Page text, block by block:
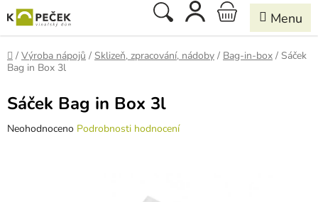
na
obsah
Hledat
NÁKUPNÍ
KOŠÍK
Domů
/ Výroba nápojů / Sklizeň, zpracování, nádoby / Bag-in-box / Sáček
Bag in Box 3l
Sáček Bag in Box 3l
Průměrné
Neohodnoceno Podrobnosti hodnocení